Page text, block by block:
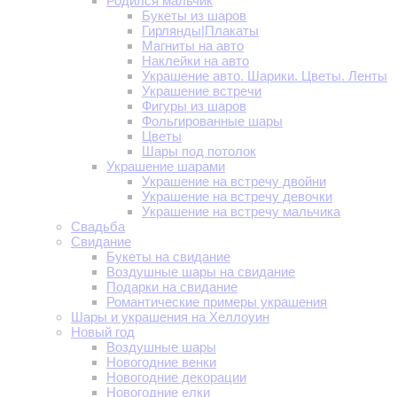
Букеты из шаров
Гирлянды|Плакаты
Магниты на авто
Наклейки на авто
Украшение авто. Шарики. Цветы. Ленты
Украшение встречи
Фигуры из шаров
Фольгированные шары
Цветы
Шары под потолок
Украшение шарами
Украшение на встречу двойни
Украшение на встречу девочки
Украшение на встречу мальчика
Свадьба
Свидание
Букеты на свидание
Воздушные шары на свидание
Подарки на свидание
Романтические примеры украшения
Шары и украшения на Хеллоуин
Новый год
Воздушные шары
Новогодние венки
Новогодние декорации
Новогодние елки